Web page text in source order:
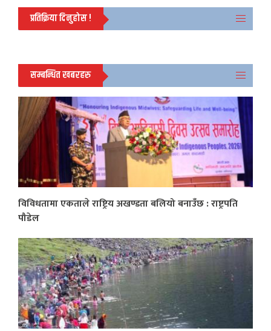
प्रतिक्रिया दिनुहोस !
सम्बन्धित खबरहरु
विविधतामा एकताले राष्ट्रिय अखण्डता बलियो बनाउँछ : राष्ट्रपति
पौडेल